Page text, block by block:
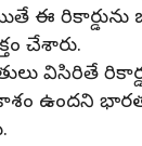
ఈ రికార్డును
చేశారు.
విసిరితే
ఉందని